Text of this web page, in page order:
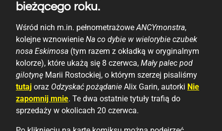
bieżącego roku.
Wśród nich m.in. pełnometrażoweANCYmonstra,
kolejne wznowienie Na co dybie w wielorybie czubek
nosa Eskimosa (tym razem z okładką w oryginalnym
kolorze), które ukażą się 8 czerwca, Mały palec pod
gilotynę Marii Rostockiej, o którym szerzej pisaliśmy
tutaj oraz Odzyskać pożądanie Alix Garin, autorki Nie
zapomnij mnie. Te dwa ostatnie tytuły trafią do
sprzedaży w okolicach 20 czerwca.